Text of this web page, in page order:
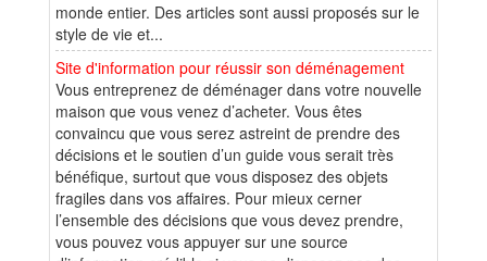
monde entier. Des articles sont aussi proposés sur le
style de vie et...
Site d'information pour réussir son déménagement
Vous entreprenez de déménager dans votre nouvelle
maison que vous venez d’acheter. Vous êtes
convaincu que vous serez astreint de prendre des
décisions et le soutien d’un guide vous serait très
bénéfique, surtout que vous disposez des objets
fragiles dans vos affaires. Pour mieux cerner
l’ensemble des décisions que vous devez prendre,
vous pouvez vous appuyer sur une source